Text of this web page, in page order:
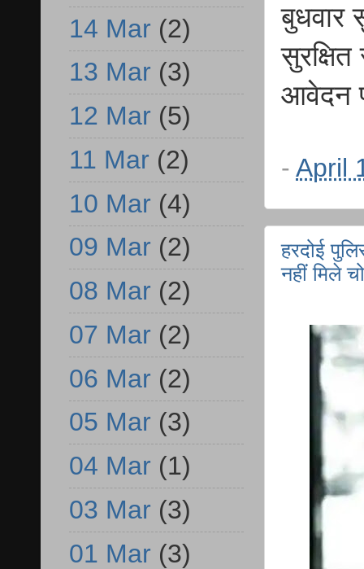
आवेदन
- April
हरदोई
नहीं मिले
14 Mar (2)
13 Mar (3)
12 Mar (5)
11 Mar (2)
10 Mar (4)
09 Mar (2)
08 Mar (2)
07 Mar (2)
06 Mar (2)
05 Mar (3)
04 Mar (1)
03 Mar (3)
01 Mar (3)